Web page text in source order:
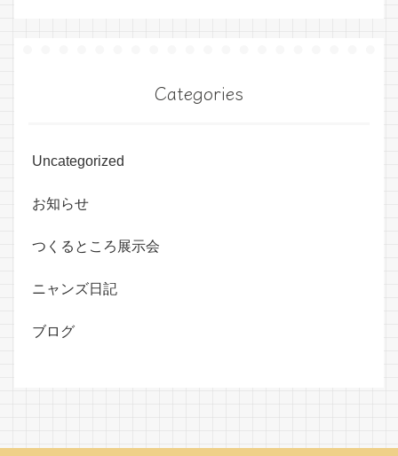
Categories
Uncategorized
お知らせ
つくるところ展示会
ニャンズ日記
ブログ